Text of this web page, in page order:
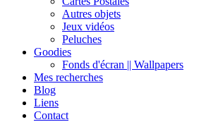
Autres objets
Jeux vidéos
Peluches
Goodies
Fonds d'écran || Wallpapers
Mes recherches
Blog
Liens
Contact